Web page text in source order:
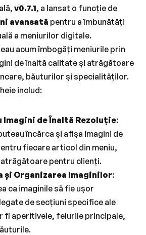
v0.7.1
avansată pentru a îmbunătăți
a meniurilor digitale.
acum îmbogăți meniurile prin
de înaltă calitate și atrăgătoare
băuturilor și specialităților.
includ:
de Înaltă Rezoluție:
încărca și afișa imagini de
fiecare articol din meniu,
pentru clienți.
și Organizarea Imaginilor:
ca imaginile să fie ușor
de secțiuni specifice ale
fi aperitivele, felurile principale,